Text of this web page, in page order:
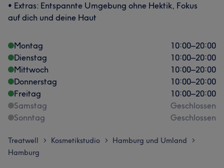
• Extras: Entspannte Umgebung ohne Hektik, Fokus
auf dich und deine Haut
Montag 10:00–20:00
Dienstag
10:00–20:00
Mittwoch
10:00–20:00
Donnerstag
10:00–20:00
Freitag
10:00–20:00
Samstag
Geschlossen
Sonntag
Geschlossen
Treatwell > Kosmetikstudio > Hamburg und Umland >
Hamburg